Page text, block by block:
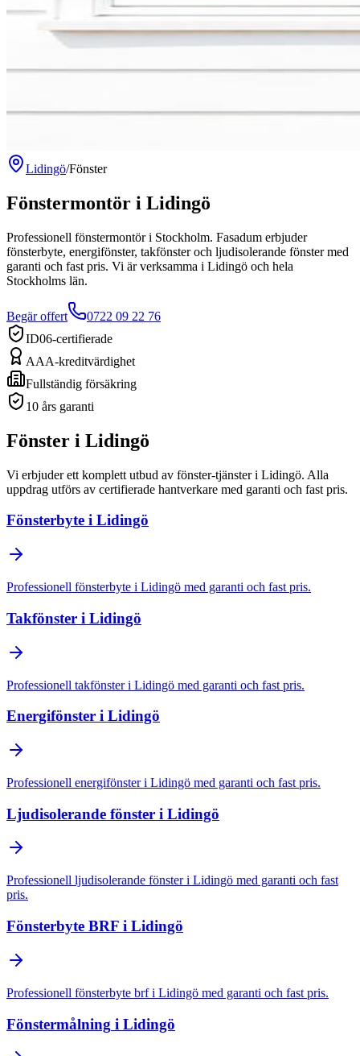
Lidingö/Fönster
Fönstermontör i Lidingö
Professionell fönstermontör i Stockholm. Fasadum erbjuder
fönsterbyte, energifönster, takfönster och ljudisolerande fönster med
garanti och fast pris. Vi är verksamma i Lidingö och hela
Stockholms län.
Begär offert
0722 09 22 76
ID06-certifierade
AAA-kreditvärdighet
Fullständig försäkring
10 års garanti
Fönster i Lidingö
Vi erbjuder ett komplett utbud av fönster-tjänsteri Lidingö. Alla
uppdrag utförs av certifierade hantverkare med garanti och fast pris.
Fönsterbyte i Lidingö
Professionell fönsterbyte i Lidingö med garanti och fast pris.
Takfönster i Lidingö
Professionell takfönster i Lidingö med garanti och fast pris.
Energifönster i Lidingö
Professionell energifönster i Lidingö med garanti och fast pris.
Ljudisolerande fönster i Lidingö
Professionell ljudisolerande fönster i Lidingö med garanti och fast
pris.
Fönsterbyte BRF i Lidingö
Professionell fönsterbyte brf i Lidingö med garanti och fast pris.
Fönstermålning i Lidingö